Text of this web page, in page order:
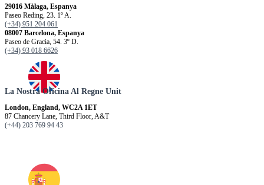
29016 Màlaga, Espanya
Paseo Reding, 23. 1º A.
(+34) 951 204 061
08007 Barcelona, Espanya
Paseo de Gracia, 54. 3º D.
(+34) 93 018 6626
La Nostra Oficina Al Regne Unit
London, England, WC2A 1ET
87 Chancery Lane, Third Floor, A&T
(+44) 203 769 94 43